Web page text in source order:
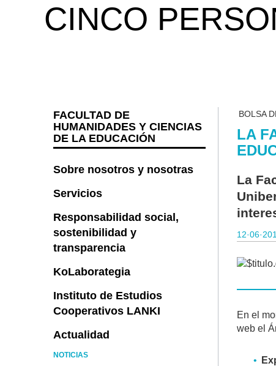
CINCO
BOLSA
LA
La
En el
web el
FACULTAD DE
HUMANIDADES Y CIENCIAS
DE LA EDUCACIÓN
Sobre nosotros y nosotras
Servicios
Responsabilidad social,
sostenibilidad y
transparencia
KoLaborategia
Instituto de Estudios
Cooperativos LANKI
Actualidad
NOTICIAS